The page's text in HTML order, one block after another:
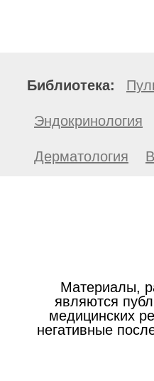
Библиотека:
Эндокринология
Дерматология
Материалы,
являются
медицинских
негативные